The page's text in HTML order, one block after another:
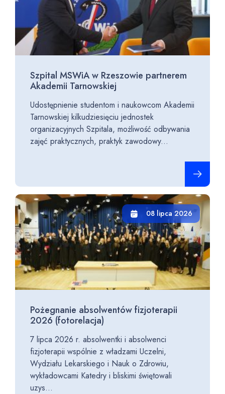
Szpital MSWiA w Rzeszowie partnerem
Akademii Tarnowskiej
Udostępnienie studentom i naukowcom Akademii
Tarnowskiej kilkudziesięciu jednostek
organizacyjnych Szpitala, możliwość odbywania
zajęć praktycznych, praktyk zawodowy...
08 lipca 2026
Pożegnanie absolwentów fizjoterapii
2026 (fotorelacja)
7 lipca 2026 r. absolwentki i absolwenci
fizjoterapii wspólnie z władzami Uczelni,
Wydziału Lekarskiego i Nauk o Zdrowiu,
wykładowcami Katedry i bliskimi świętowali
uzys...